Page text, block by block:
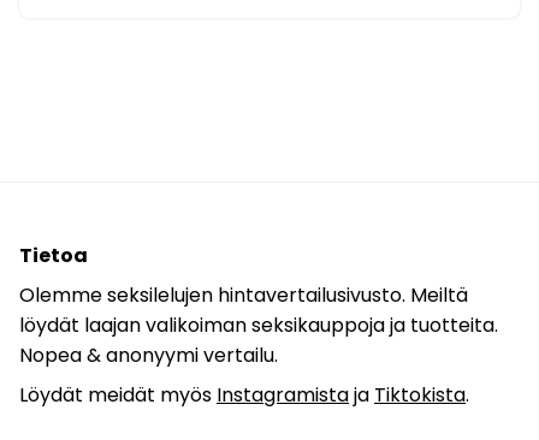
Tietoa
Olemme seksilelujen hintavertailusivusto. Meiltä
löydät laajan valikoiman seksikauppoja ja tuotteita.
Nopea & anonyymi vertailu.
Löydät meidät myös Instagramistaja Tiktokista.